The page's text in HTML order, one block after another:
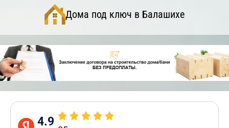
Дома под ключ в Балашихе
4.9